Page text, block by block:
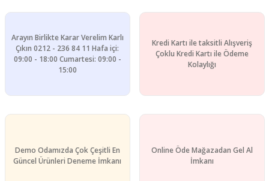
Arayın Birlikte Karar Verelim Karlı
Çıkın 0212 - 236 84 11 Hafa içi:
09:00 - 18:00 Cumartesi: 09:00 -
15:00
Kredi Kartı ile taksitli Alışveriş
Çoklu Kredi Kartı ile Ödeme
Kolaylığı
Demo Odamızda Çok Çeşitli En
Güncel Ürünleri Deneme İmkanı
Online Öde Mağazadan Gel Al
İmkanı